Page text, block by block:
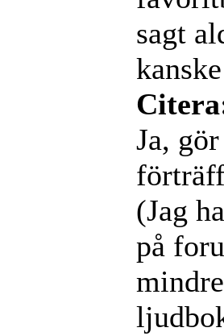
sagt
Ja,
(Jag
på